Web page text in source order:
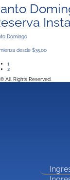
Domingo
desde $35,00
1
2
© All Rights Reserved.